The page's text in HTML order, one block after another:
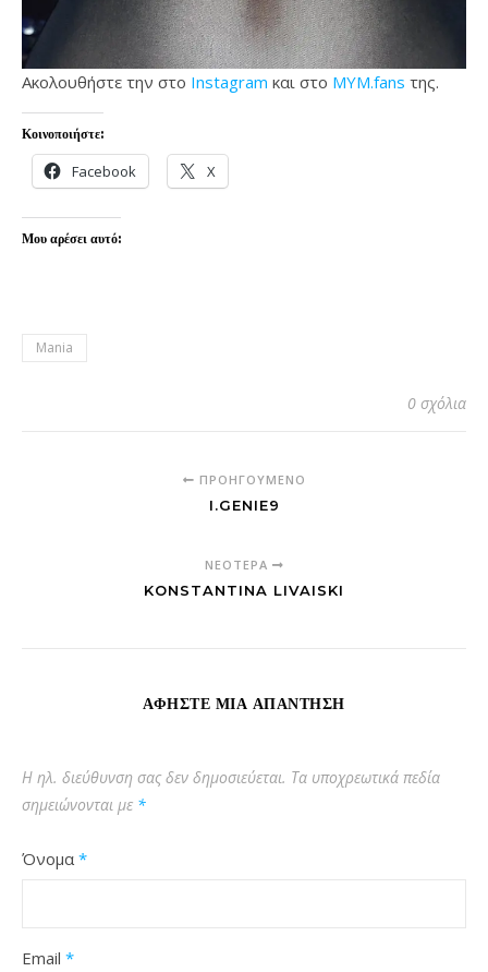
Ακολουθήστε την στο Instagram και στο MYM.fans της.
Κοινοποιήστε:
Facebook X
Μου αρέσει αυτό:
Mania
0 σχόλια
ΠΡΟΗΓΟΎΜΕΝΟ
I.GENIE9
ΝΕΌΤΕΡΑ
KONSTANTINA LIVAISKI
ΑΦΉΣΤΕ ΜΙΑ ΑΠΆΝΤΗΣΗ
Η ηλ. διεύθυνση σας δεν δημοσιεύεται. Τα υποχρεωτικά πεδία
σημειώνονται με *
Όνομα *
Email *